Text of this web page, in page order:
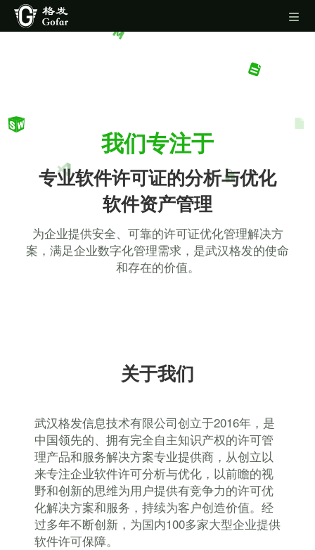
我们专注于
专业软件许可证的分析与优化
软件资产管理
为企业提供安全、可靠的许可证优化管理解决方
案，满足企业数字化管理需求，是武汉格发的使命
和存在的价值。
关于我们
武汉格发信息技术有限公司创立于2016年，是
中国领先的、拥有完全自主知识产权的许可管
理产品和服务解决方案专业提供商，从创立以
来专注企业软件许可分析与优化，以前瞻的视
野和创新的思维为用户提供有竞争力的许可优
化解决方案和服务，持续为客户创造价值。经
过多年不断创新，为国内100多家大型企业提供
软件许可保障。